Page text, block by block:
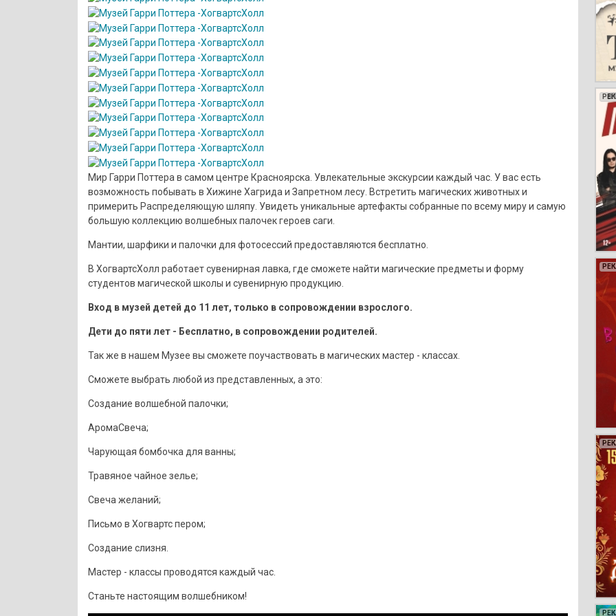
Мир Гарри Поттера в самом центре Красноярска. Увлекательные экскурсии каждый час. У вас есть
возможность побывать в Хижине Хагрида и Запретном лесу. Встретить магических животных и
примерить Распределяющую шляпу. Увидеть уникальные артефакты собранные по всему миру и самую
большую коллекцию волшебных палочек героев саги.
Мантии, шарфики и палочки для фотосессий предоставляются бесплатно.
В ХогвартсХолл работает сувенирная лавка, где сможете найти магические предметы и форму
студентов магической школы и сувенирную продукцию.
Вход в музей детей до 11 лет, только в сопровождении взрослого.
Дети до пяти лет - Бесплатно, в сопровождении родителей.
Так же в нашем Музее вы сможете поучаствовать в магических мастер - классах.
Сможете выбрать любой из представленных, а это:
Создание волшебной палочки;
АромаСвеча;
Чарующая бомбочка для ванны;
Травяное чайное зелье;
Свеча желаний;
Письмо в Хогвартс пером;
Создание слизня.
Мастер - классы проводятся каждый час.
Станьте настоящим волшебником!